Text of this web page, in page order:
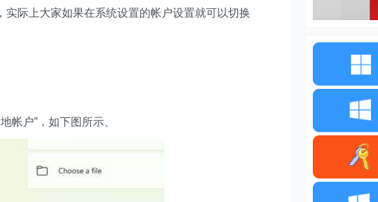
际上大家如果在系统设置的帐户设置就可以切换
帐户”，如下图所示、